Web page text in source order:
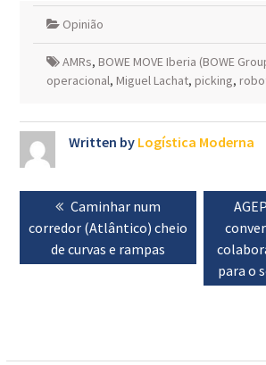
Opinião
AMRs, BOWE MOVE Iberia (BOWE
operacional, Miguel Lachat, picking,
Written by Logística Moderna
Navegação
artigos
Previous
post:
Caminhar num
corredor (Atlântico) cheio
de curvas e rampas
Next
post:
para o